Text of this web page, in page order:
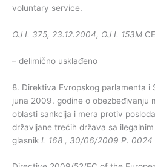
voluntary service.
OJ L 375, 23.12.2004, OJ L 153M
– delimično usklađeno
8. Direktiva Evropskog parlamenta i
juna 2009. godine o obezbeđivanju
oblasti sankcija i mera protiv
državljane trećih država sa
glasnik L 168 , 30/06/2009 P. 0024